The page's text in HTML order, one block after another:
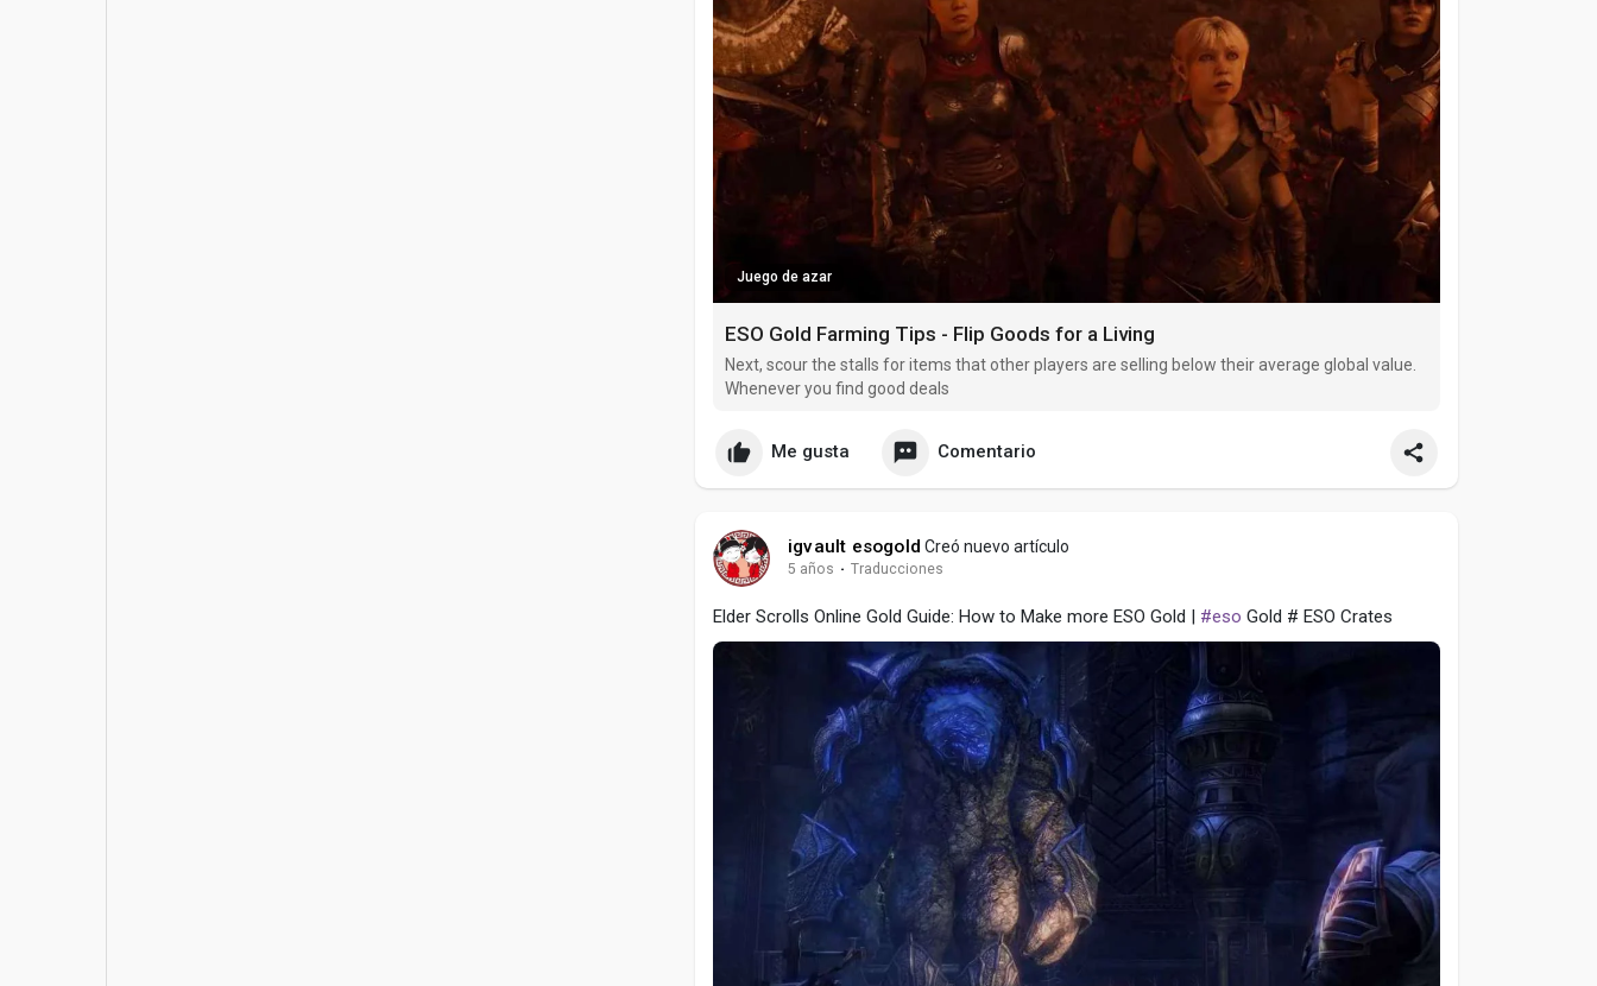
Juego de azar
ESO Gold Farming Tips - Flip Goods for a Living
Next, scour the stalls for items that other players are selling below their average global value.
Whenever you find good deals
Me gusta Comentario
igvault esogold Creó nuevo artículo
5 años · Traducciones
Elder Scrolls Online Gold Guide: How to Make more ESO Gold | #eso Gold # ESO Crates